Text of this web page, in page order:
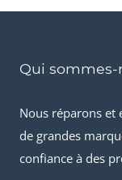
Qui sommes-
Nous réparons et
de grandes
confiance à des